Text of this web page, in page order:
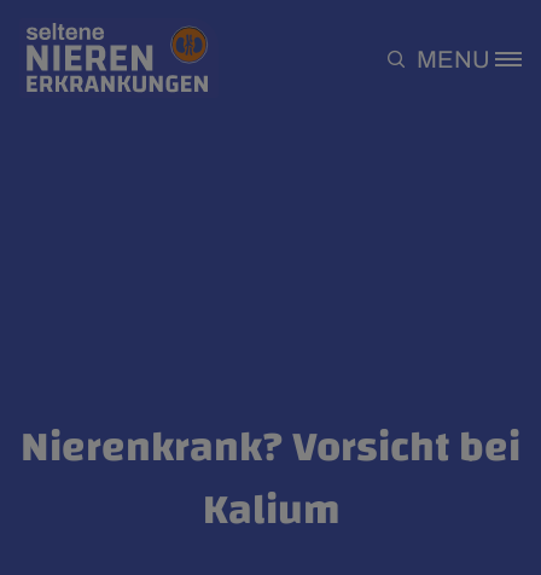
Site Logo MENU
Nierenkrank? Vorsicht bei
Kalium